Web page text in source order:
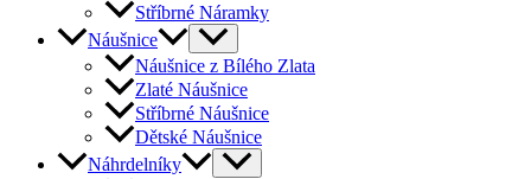
Stříbrné Náramky
Náušnice
Náušnice z Bílého Zlata
Zlaté Náušnice
Stříbrné Náušnice
Dětské Náušnice
Náhrdelníky